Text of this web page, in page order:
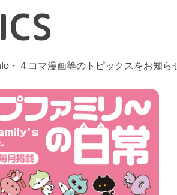
・４コマ漫画等のトピックスをお知ら